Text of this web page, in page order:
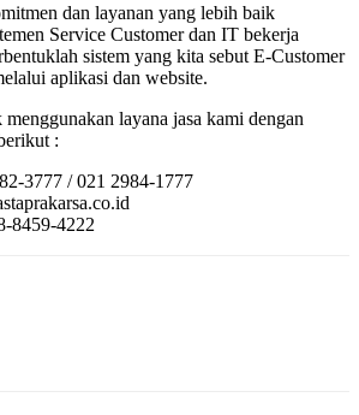
dan layanan yang lebih baik
Service Customer dan IT bekerja
sistem yang kita sebut E-Customer
aplikasi dan website.
layana jasa kami dengan
:
3777 / 021 2984-1777
8459-4222